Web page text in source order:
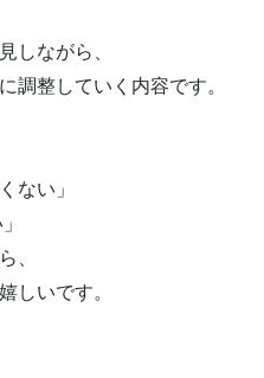
しながら、
調整していく内容です。
ない」
、
しいです。